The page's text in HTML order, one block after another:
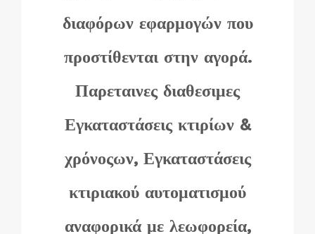
διαφόρων εφαρμογών που
προστίθενται στην αγορά.
Παρεταινες διαθεσιμες
Εγκαταστάσεις κτιρίων &
χρόνοςων, Εγκαταστάσεις
κτιριακού αυτοματισμού
αναφορικά με λεωφορεία,